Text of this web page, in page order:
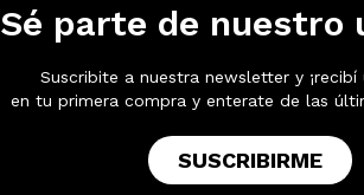
Sé parte de nuestro
Suscribite a nuestra newsletter y ¡recibí
en tu primera compra y enterate de las
SUSCRIBIRME